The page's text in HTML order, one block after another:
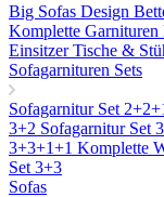
Big Sofas Design
Komplette Garnituren
EinsitzerTische &
Sofagarnituren Sets
Sofagarnitur Set
3+2 Sofagarnitur Set
3+3+1+1 Komplette
Set 3+3
Sofas